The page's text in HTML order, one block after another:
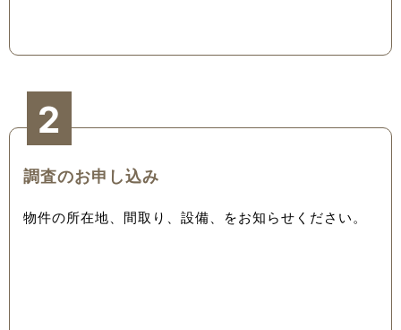
2
調査のお申し込み
物件の所在地、間取り、設備、をお知らせください。